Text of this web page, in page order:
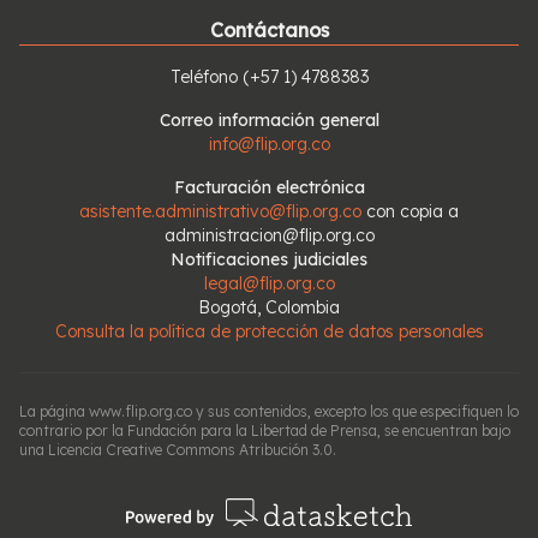
Contáctanos
Teléfono (+57 1) 4788383
Correo información general
info@flip.org.co
Facturación electrónica
asistente.administrativo@flip.org.co con copia a
administracion@flip.org.co
Notificaciones judiciales
legal@flip.org.co
Bogotá, Colombia
Consulta la política de protección de datos personales
La página www.flip.org.co y sus contenidos, excepto los que especifiquen lo
contrario por la Fundación para la Libertad de Prensa, se encuentran bajo
una Licencia Creative Commons Atribución 3.0.